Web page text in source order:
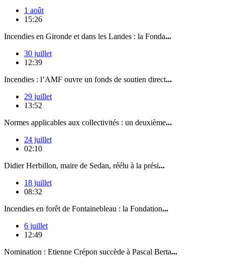
1 août
15:26
Incendies en Gironde et dans les Landes : la Fonda...
30 juillet
12:39
Incendies : l’AMF ouvre un fonds de soutien direct...
29 juillet
13:52
Normes applicables aux collectivités : un deuxième...
24 juillet
02:10
Didier Herbillon, maire de Sedan, réélu à la prési...
18 juillet
08:32
Incendies en forêt de Fontainebleau : la Fondation...
6 juillet
12:49
Nomination : Etienne Crépon succède à Pascal Berta...